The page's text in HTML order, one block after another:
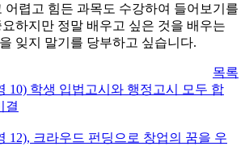
어렵고 힘든 과목도 수강하여 들어보기를
하지만 정말 배우고 싶은 것을 배우는
잊지 말기를 당부하고 싶습니다.
목록
10) 학생 입법고시와 행정고시 모두 합
결
12), 크라우드 펀딩으로 창업의 꿈을 우